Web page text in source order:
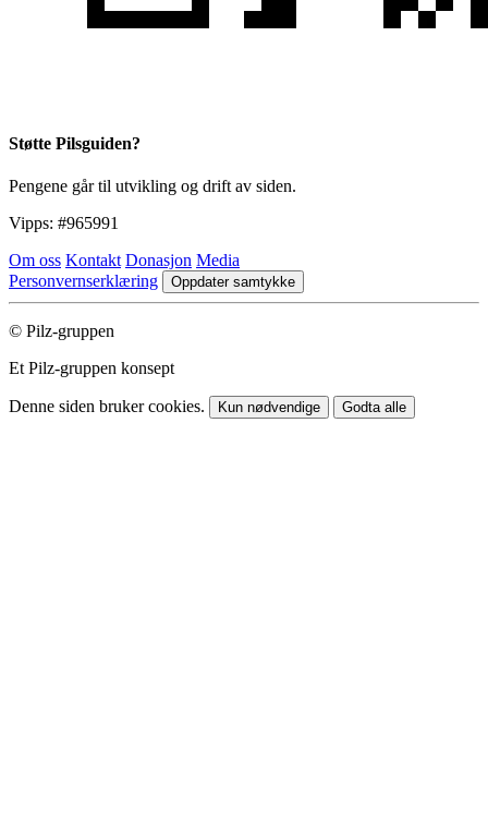
Støtte Pilsguiden?
Pengene går til utvikling og drift av siden.
Vipps: #965991
Om oss Kontakt Donasjon Media
Personvernserklæring
Oppdater samtykke
© Pilz-gruppen
Et Pilz-gruppen konsept
Denne siden bruker cookies. Kun nødvendige Godta alle